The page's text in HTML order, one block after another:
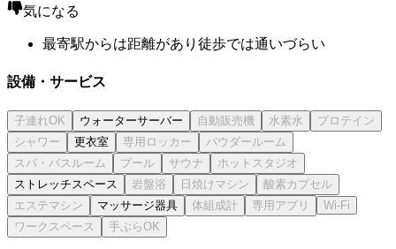
気になる
最寄駅からは距離があり徒歩では通いづらい
設備・サービス
ウォーターサーバー
更衣室
ストレッチスペース
マッサージ器具